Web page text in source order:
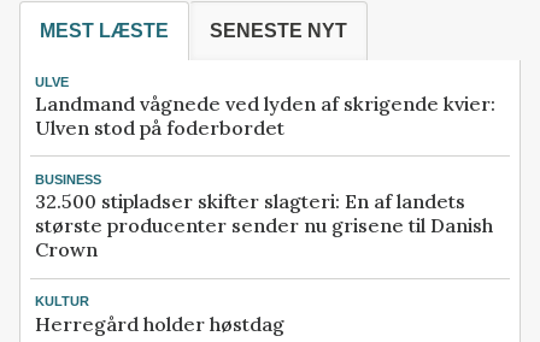
MEST LÆSTE SENESTE NYT
ULVE
Landmand vågnede ved lyden af skrigende kvier:
Ulven stod på foderbordet
BUSINESS
32.500 stipladser skifter slagteri: En af landets
største producenter sender nu grisene til Danish
Crown
KULTUR
Herregård holder høstdag